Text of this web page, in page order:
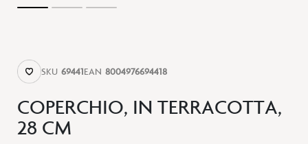
COPERCHIO, IN TERRACOTTA,
28 CM
SKU 69441EAN 8004976694418